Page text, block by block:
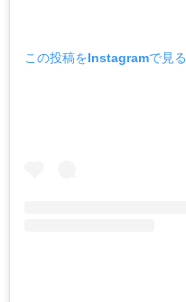
この投稿をInstagramで見る